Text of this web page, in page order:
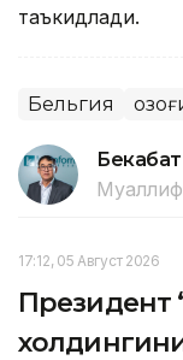
таъкидлади.
Бельгия
Муаллиф
17:12, 05 Август 2026
Президент